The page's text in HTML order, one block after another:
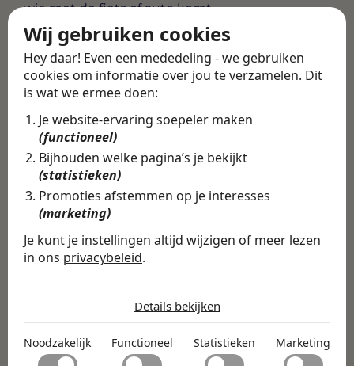
Wij gebruiken cookies
Hey daar! Even een mededeling - we gebruiken
cookies om informatie over jou te verzamelen. Dit
is wat we ermee doen:
Je website-ervaring soepeler maken
(functioneel)
Bijhouden welke pagina’s je bekijkt
(statistieken)
Promoties afstemmen op je interesses
(marketing)
Je kunt je instellingen altijd wijzigen of meer lezen
in ons privacybeleid.
Noodzakelijk
Noodzakelijke cookies helpen een website bruikbaar te
Details bekijken
Noodzakelijk Functioneel Statistieken Marketing
wie met de fiets of auto komt.
Alle vacatures·Career tips
Terug
Deel deze vacature
Vind de volledige
vacature in de
Swipe4Work app
In de Swipe4Work-app vind je
honderden andere vacatures
op basis van jouw skills,